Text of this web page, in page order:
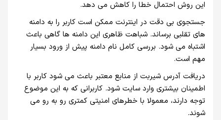
اين روش احتمال خطا را كاهش می دهد.
جستجوی بی دقت در اينترنت ممكن است كاربر را به دامنه
های تقلبی برساند. شباهت ظاهری اين دامنه ها گاهی باعث
اشتباه می شود. بررسی كامل نام دامنه پيش از ورود بسيار
مهم است.
دريافت آدرس شيربت از منابع معتبر باعث می شود كاربر با
اطمينان بيشتری وارد سايت شود. كاربرانی كه به اين موضوع
توجه دارند، معمولا با خطرهای امنيتی كمتری رو به رو می
شوند.